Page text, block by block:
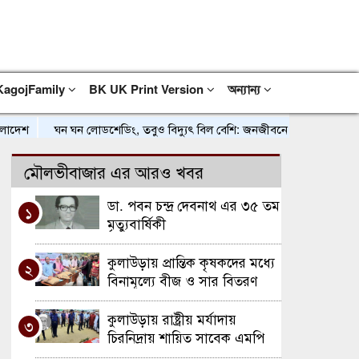
BK UK Print Version অন্যান্য
ঘন ঘন লোডশেডিং, তবুও বিদ্যুৎ বিল বেশি: জনজীবনে বাড়ছে দুর্ভোগ
মৌলভীবাজার এর আরও খবর
১
ডা. পবন চন্দ্র দেবনাথ এর ৩৫ তম
মৃত্যুবার্ষিকী
২
কুলাউড়ায় প্রান্তিক কৃষকদের মধ্যে
বিনামূল্যে বীজ ও সার বিতরণ
কর্মসূচির শুভ উদ্বোধন
৩
কুলাউড়ায় রাষ্ট্রীয় মর্যাদায়
চিরনিদ্রায় শায়িত সাবেক এমপি